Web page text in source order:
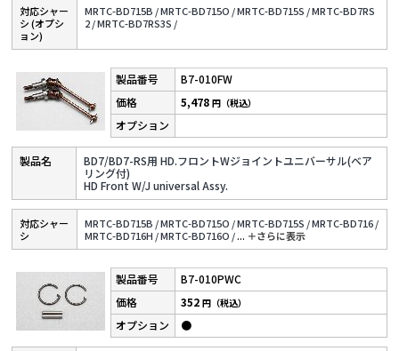
対応シャー
シ (オプシ
ョン)
MRTC-BD715B /MRTC-BD715O /MRTC-BD715S /MRTC-BD7RS
2 /MRTC-BD7RS3S /
B7-010FW
BD7/BD7-RS用 HD.フロントWジョイントユニバーサル(ベア
リング付)
HD Front W/J universal Assy.
5,478円（税込）
対応シャー
シ
MRTC-BD715B /MRTC-BD715O /MRTC-BD715S /MRTC-BD716 /
MRTC-BD716H /MRTC-BD716O /... ＋さらに表⽰
B7-010PWC
352円（税込）
●